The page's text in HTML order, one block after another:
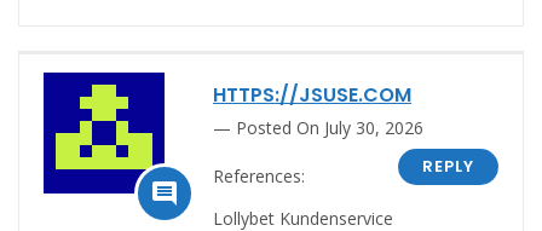

HTTPS://JSUSE.COM
Posted On July 30, 2026
REPLY
References:
Lollybet Kundenservice